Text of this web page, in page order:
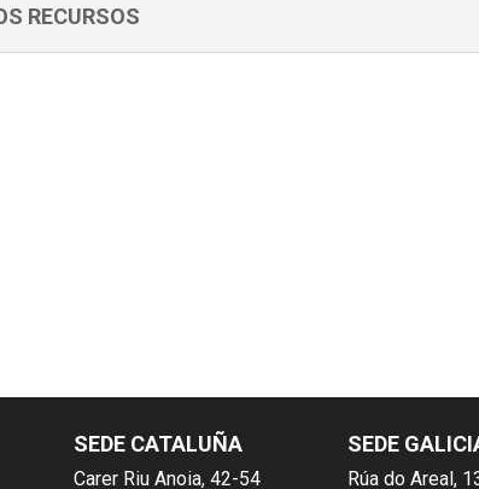
RECURSOS
SEDE CATALUÑA
Carer Riu Anoia, 42-54
SEDE
Rúa do Areal,